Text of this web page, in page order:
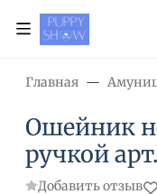
Главная
Ошейник
ручкой
Добавить отзыв